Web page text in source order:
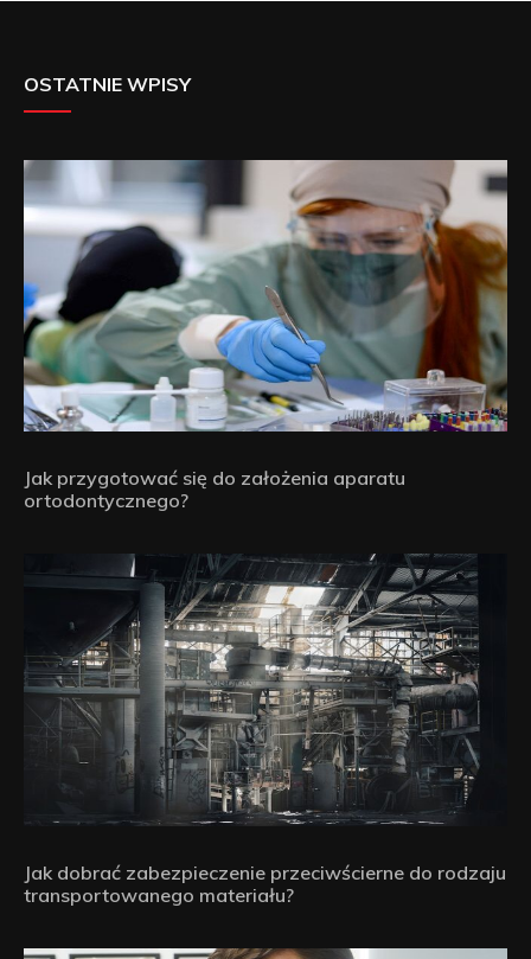
OSTATNIE WPISY
Jak przygotować się do założenia aparatu
ortodontycznego?
Jak dobrać zabezpieczenie przeciwścierne do rodzaju
transportowanego materiału?